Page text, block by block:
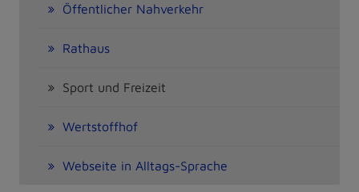
Öffentlicher Nahverkehr
Rathaus
Sport und Freizeit
Wertstoffhof
Webseite in Alltags-Sprache